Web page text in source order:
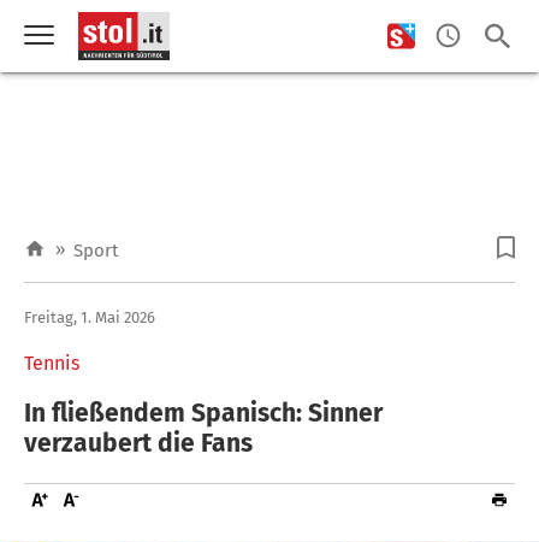
» Sport
Tennis
Freitag, 1. Mai 2026
In fließendem Spanisch: Sinner
verzaubert die Fans